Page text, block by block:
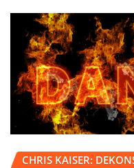
CHRIS KAISER: